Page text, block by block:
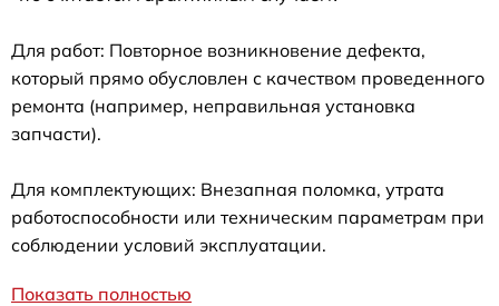
Для работ: Повторное возникновение дефекта,
который прямо обусловлен с качеством проведенного
ремонта (например, неправильная установка
запчасти).
Для комплектующих: Внезапная поломка, утрата
работоспособности или техническим параметрам при
соблюдении условий эксплуатации.
Показать полностью